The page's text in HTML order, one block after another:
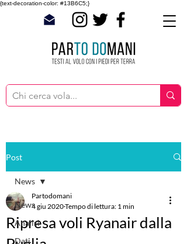
{text-decoration-color: #13B6C5;}
Post
News
Analisi
Dati
News
Ripresa voli Ryanair dalla
Partodomani
4 giu 2020Tempo di lettura: 1 min